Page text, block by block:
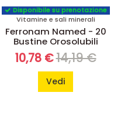
Disponibile su prenotazione
Vitamine e sali minerali
Ferronam Named - 20
Bustine Orosolubili
10,78 €14,19 €
Vedi